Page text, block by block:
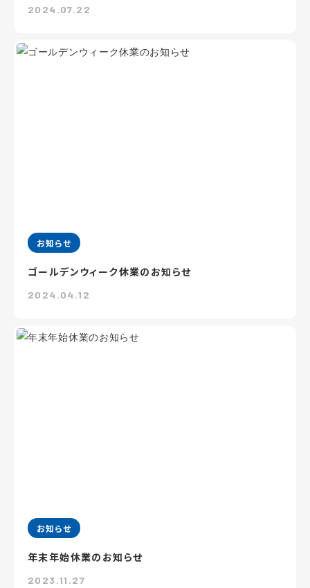
2024.07.22
お知らせ
ゴールデンウィーク休業のお知らせ
2024.04.12
お知らせ
年末年始休業のお知らせ
2023.11.27